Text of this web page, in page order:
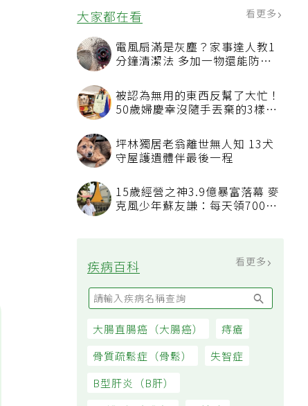
大家都在看
電風扇滿是灰塵？家事達人教1
被認為無用的東西反幫了大忙！
50歲婦慶幸沒隨手丟棄的3樣物
坪林獨居老翁離世無人知 13犬
守屋護遺體伴最後一程
15歲經營之神3.9億暴富落幕 麥
疾病百科